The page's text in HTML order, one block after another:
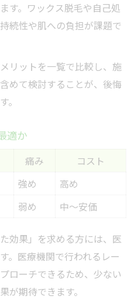
す。ワックス脱毛や自己処
続性や肌への負担が課題で
リットを一覧で比較し、施
めて検討することが、後悔
。
適か
痛み
コスト
強め
高め
弱め 中〜安価
効果」を求める方には、医
。医療機関で行われるレー
ローチできるため、少ない
が期待できます。